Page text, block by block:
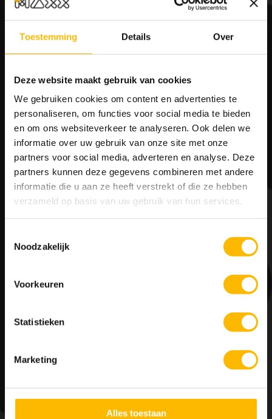
Toestemming Details Over
Deze website maakt gebruik van cookies
We gebruiken cookies om content en advertenties te
personaliseren, om functies voor social media te bieden
en om ons websiteverkeer te analyseren. Ook delen we
informatie over uw gebruik van onze site met onze
partners voor social media, adverteren en analyse. Deze
partners kunnen deze gegevens combineren met andere
informatie die u aan ze heeft verstrekt of die ze hebben
verzameld op basis van uw gebruik van hun services.
Noodzakelijk
Voorkeuren
Statistieken
Marketing
Alles toestaan
3 X FLASHCAPE & DINER
van€ 43,80voor € 41,90 p.p.
RESERVEREN
ONZE FLASHCAPE ROOMS